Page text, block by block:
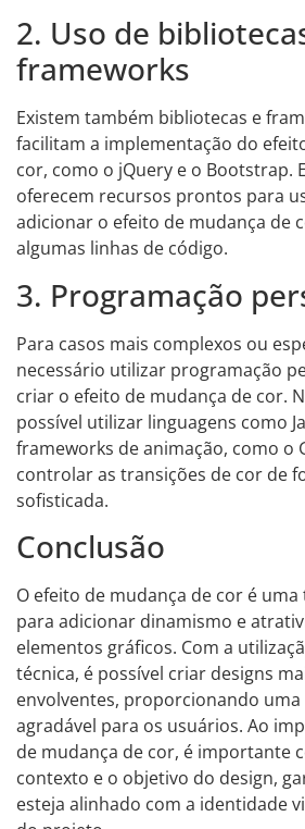
2. Uso de
frameworks
Existem também bibliotecas e
facilitam a implementação do
cor, como o jQuery e o Bootstrap.
oferecem recursos prontos para
adicionar o efeito de mudança de
algumas linhas de código.
3. Programação
Para casos mais complexos ou
necessário utilizar programação
criar o efeito de mudança de cor.
possível utilizar linguagens como
frameworks de animação, como o
controlar as transições de cor de
sofisticada.
Conclusão
O efeito de mudança de cor é
para adicionar dinamismo e
elementos gráficos. Com a
técnica, é possível criar designs
envolventes, proporcionando uma
agradável para os usuários. Ao
de mudança de cor, é importante
contexto e o objetivo do design,
esteja alinhado com a identidade